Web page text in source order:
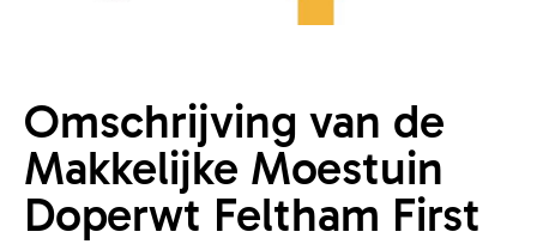
Omschrijving van de
Makkelijke Moestuin
Doperwt Feltham First